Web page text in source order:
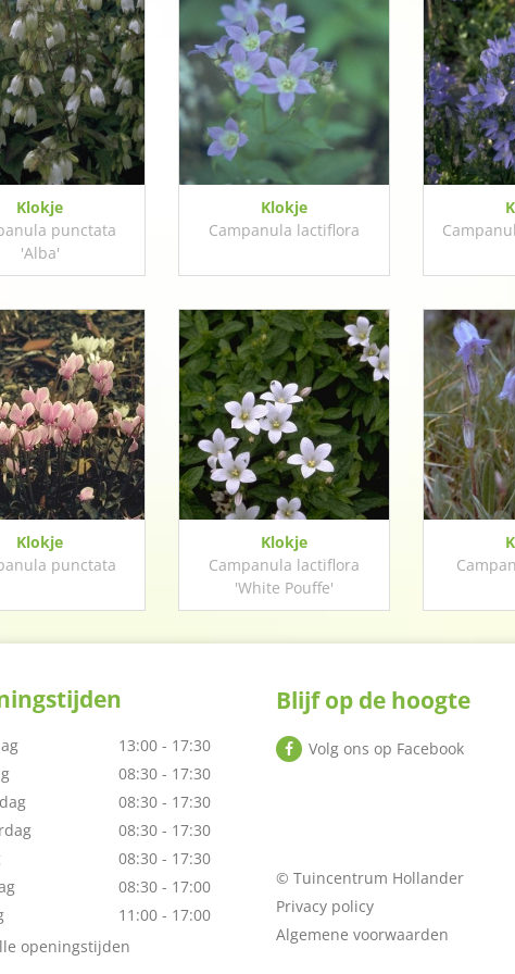
Klokje
punctata
'Alba'
Klokje
Campanula lactiflora
Klokje
punctata
Klokje
Campanula lactiflora
'White Pouffe'
13:00 - 17:30
08:30 - 17:30
08:30 - 17:30
08:30 - 17:30
08:30 - 17:30
08:30 - 17:00
11:00 - 17:00
openingstijden
Blijf op de hoogte
Volg ons op Facebook
© Tuincentrum Hollander
Privacy policy
Algemene voorwaarden